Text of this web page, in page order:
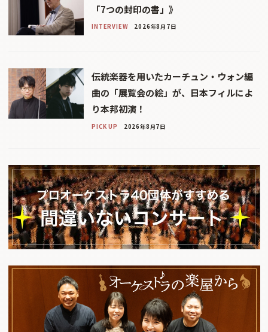
「7つの封印の書」》
INTERVIEW 2026年8月7日
伝統楽器を用いたカーチュン・ウォン編
曲の「展覧会の絵」が、日本フィルによ
り本邦初演！
PICK UP 2026年8月7日